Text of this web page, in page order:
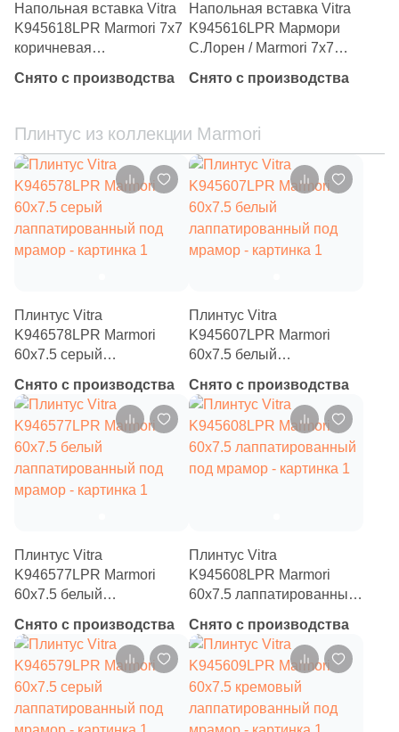
12.4x39.3 ( 3)
13x26 (1)
15x60 ( 8)
15x7.5 (
15x45 (2 )
17.7x53.3 (2)
17.5x46.3 (4)
18x31.4 (2)
18.5x18.5 ( 3)
18.49x18.49 (1)
19.5x30 ( 6)
19x120 (22)
19.2x46.3 (5)
20.5x23.8 (4)
20x34.6 (6 )
20.5x41.3 (5)
20.5х22.7 (
20.2x32.9 (1)
20.4x23.8 (2)
Напольная вставка Vitra
K945618LPR Marmori 7x7
коричневая
мрамор
Снято с производства
Напольная вставка Vitra
K945616LPR Мармори
С.Лорен / Marmori 7x7
под мрамор
Снято с производства
Плинтус из коллекции Marmori
Плинтус Vitra
K946578LPR Marmori
60x7.5 серый
мрамор
Снято с производства
Плинтус Vitra
K945607LPR Marmori
60x7.5 белый
мрамор
Снято с производства
Плинтус Vitra
K946577LPR Marmori
60x7.5 белый
мрамор
Снято с производства
Плинтус Vitra
K945608LPR Marmori
60x7.5 лаппатированный
Снято с производства